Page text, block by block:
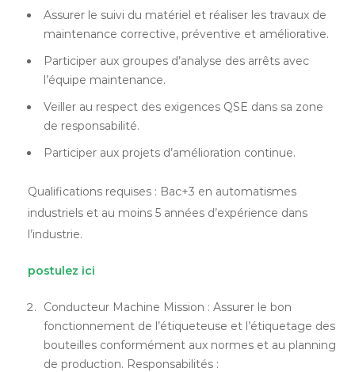
Assurer le suivi du matériel et réaliser les travaux de
maintenance corrective, préventive et améliorative.
Participer aux groupes d’analyse des arrêts avec
l’équipe maintenance.
Veiller au respect des exigences QSE dans sa zone
de responsabilité.
Participer aux projets d’amélioration continue.
Qualifications requises : Bac+3 en automatismes
industriels et au moins 5 années d’expérience dans
l’industrie.
postulez ici
Conducteur Machine Mission : Assurer le bon
fonctionnement de l’étiqueteuse et l’étiquetage des
bouteilles conformément aux normes et au planning
de production. Responsabilités :